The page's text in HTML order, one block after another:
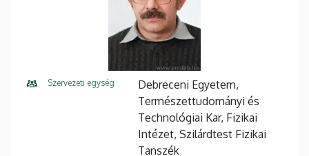
Szervezeti egység
Debreceni Egyetem,
Természettudományi és
Technológiai Kar, Fizikai
Intézet, Szilárdtest Fizikai
Tanszék